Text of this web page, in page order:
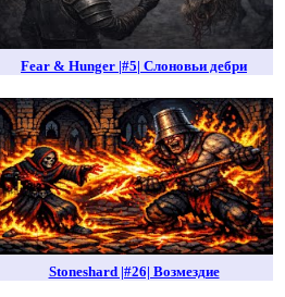
Fear & Hunger |#5| Слоновьи дебри
Stoneshard |#26| Возмездие